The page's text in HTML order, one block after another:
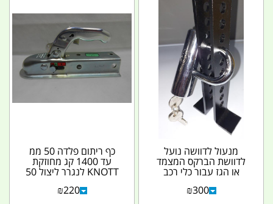
מנעול לדוושה נועל
לדוושת הברקס המצמד
או הגז עבור כלי רכב
₪300
כף ריתום פלדה 50 ממ
עד 1400 קג מחוזקת
KNOTT לנגרר ליצול 50
₪220